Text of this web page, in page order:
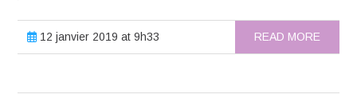
12 janvier 2019 at 9h33 READ MORE